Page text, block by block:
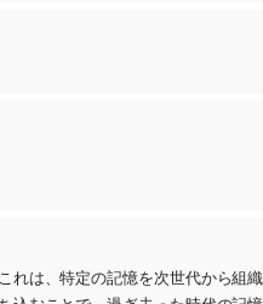
れは、特定の記憶を次世代から組